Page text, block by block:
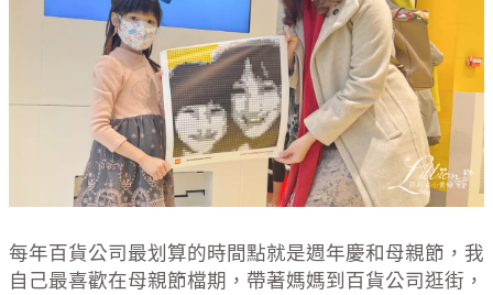
每年百貨公司最划算的時間點就是週年慶和母親節，我
自己最喜歡在母親節檔期，帶著媽媽到百貨公司逛街，